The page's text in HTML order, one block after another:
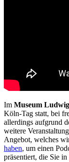
Im Museum Ludwig
Köln-Tag statt, bei
allerdings aufgrund
weitere
Angebot, welches
haben, um einen
präsentiert, die Sie